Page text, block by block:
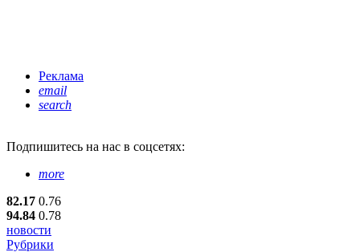
Реклама
email
search
Подпишитесь на нас в соцсетях:
more
82.17 0.76
94.84 0.78
новости
Рубрики